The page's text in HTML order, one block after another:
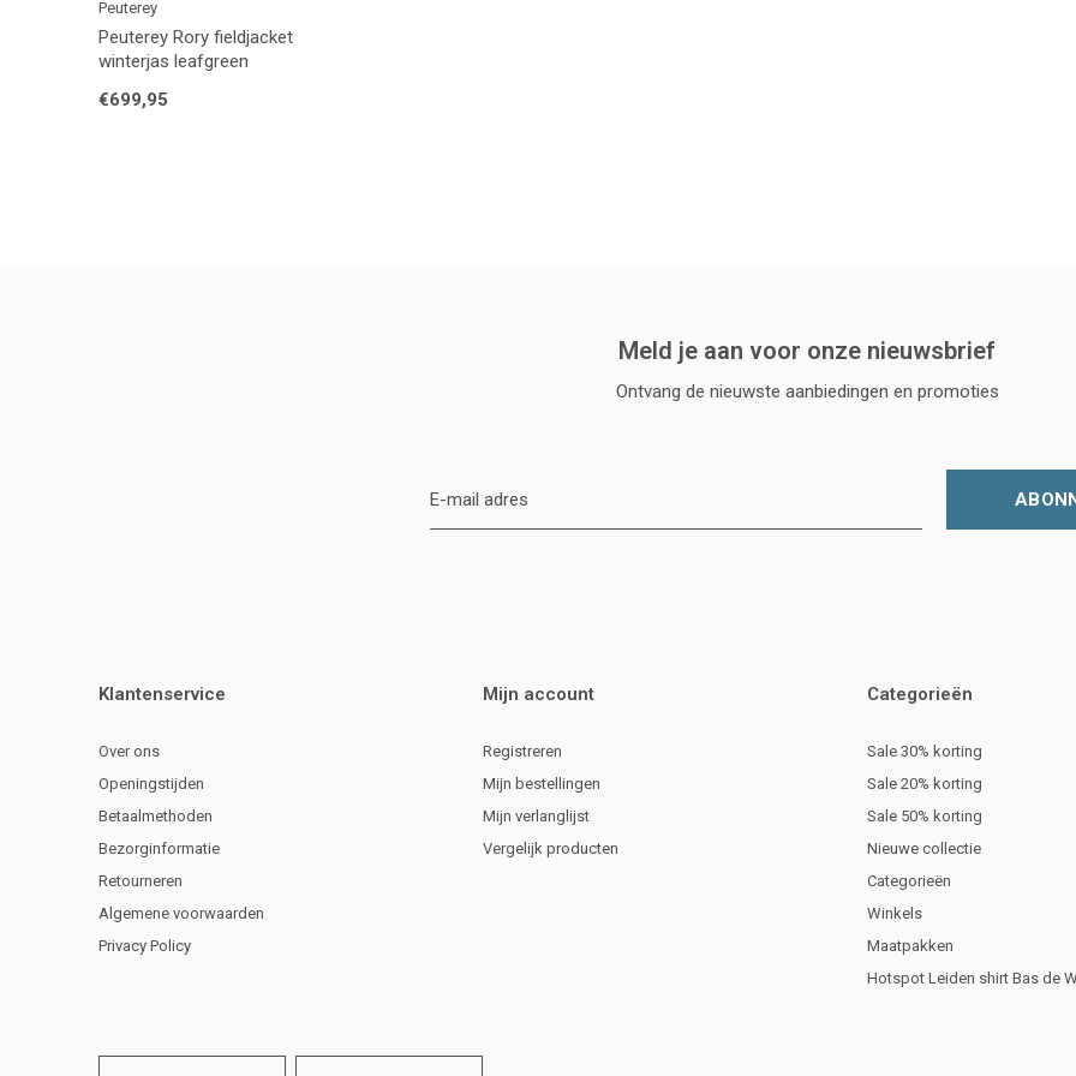
Peuterey
Peuterey Rory fieldjacket
winterjas leafgreen
€699,95
Meld je aan voor onze nieuwsbrief
Ontvang de nieuwste aanbiedingen en promoties
Klantenservice
Over ons
Openingstijden
Betaalmethoden
Bezorginformatie
Retourneren
Algemene voorwaarden
Privacy Policy
Mijn account
Registreren
Mijn bestellingen
Mijn verlanglijst
Vergelijk producten
Categorieën
Sale 30% korting
Sale 20% korting
Sale 50% korting
Nieuwe collectie
Categorieën
Winkels
Maatpakken
Hotspot Leiden shirt Bas de